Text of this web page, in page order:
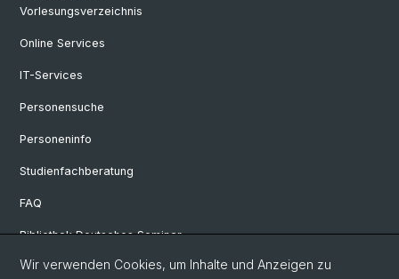
Vorlesungsverzeichnis
Online Services
IT-Services
Personensuche
Personeninfo
Studienfachberatung
FAQ
Bibliothek Deutsches Seminar
Neuere deutsche Literaturwissenschaft
Wir verwenden Cookies, um Inhalte und Anzeigen zu